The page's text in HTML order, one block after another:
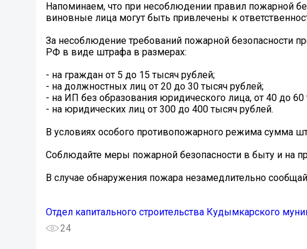
Напоминаем, что при несоблюдении правил пожарной
виновные лица могут быть привлечены к
За несоблюдение требований пожарной безопасности
РФ в виде штрафа в размерах:
- на граждан от 5 до 15 тысяч рублей;
- на должностных лиц от 20 до 30 тысяч рублей;
- на ИП без образования юридического лица, от 40 до 60
- на юридических лиц от 300 до 400 тысяч рублей.
В условиях особого противопожарного режима сумма
Соблюдайте меры пожарной безопасности в быту и на
В случае обнаружения пожара незамедлительно
Отдел капитального строительства Кудымкарского
24